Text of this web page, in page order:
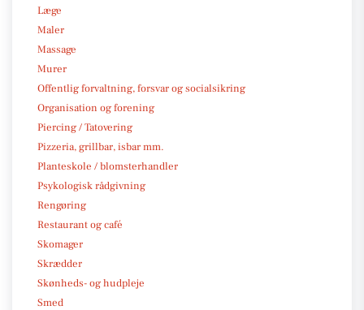
Læge
Maler
Massage
Murer
Offentlig forvaltning, forsvar og socialsikring
Organisation og forening
Piercing / Tatovering
Pizzeria, grillbar, isbar mm.
Planteskole / blomsterhandler
Psykologisk rådgivning
Rengøring
Restaurant og café
Skomager
Skrædder
Skønheds- og hudpleje
Smed